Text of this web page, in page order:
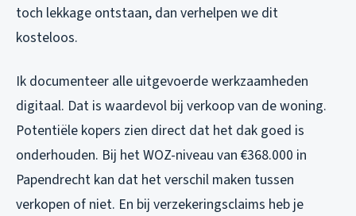
toch lekkage ontstaan, dan verhelpen we dit
kosteloos.
Ik documenteer alle uitgevoerde werkzaamheden
digitaal. Dat is waardevol bij verkoop van de woning.
Potentiële kopers zien direct dat het dak goed is
onderhouden. Bij het WOZ-niveau van €368.000 in
Papendrecht kan dat het verschil maken tussen
verkopen of niet. En bij verzekeringsclaims heb je